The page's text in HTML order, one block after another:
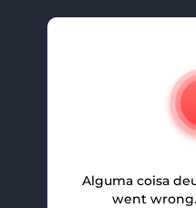
Contate-
Carreiras
Programa
Alguma coisa
went